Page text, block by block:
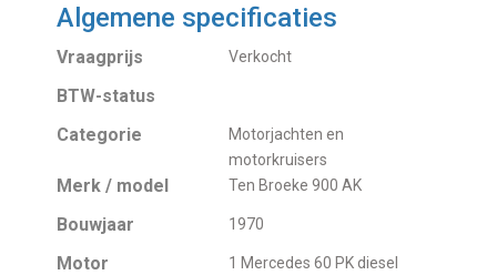
Algemene specificaties
Vraagprijs Verkocht
BTW-status
Categorie
Motorjachten en
motorkruisers
Merk / model Ten Broeke 900 AK
Bouwjaar 1970
Motor 1 Mercedes 60 PK diesel